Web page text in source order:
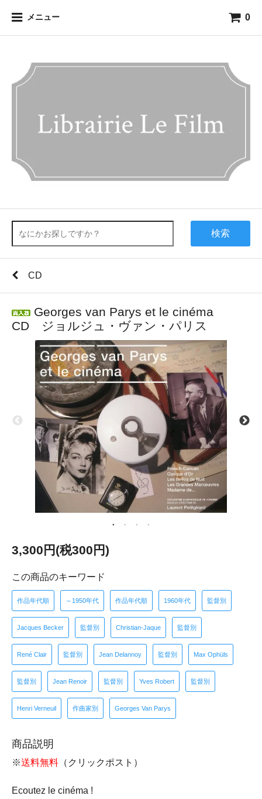
メニュー 0
検索
CD
Georges van Parys et le cinéma
CD ジョルジュ・ヴァン・パリス
3,300円(税300円)
この商品のキーワード
作品年代順 ～1950年代 作品年代順 1960年代 監督別
Jacques Becker 監督別 Christian-Jaque 監督別
René Clair 監督別 Jean Delannoy 監督別 Max Ophüls
監督別 Jean Renoir 監督別 Yves Robert 監督別
Henri Verneuil 作曲家別 Georges Van Parys
商品説明
※送料無料 （クリックポスト）
Ecoutez le cinéma !